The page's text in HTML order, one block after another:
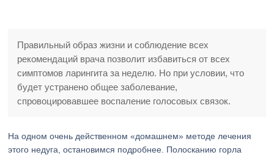
Правильный образ жизни и соблюдение всех
рекомендаций врача позволит избавиться от всех
симптомов ларингита за неделю. Но при условии, что
будет устранено общее заболевание,
спровоцировавшее воспаление голосовых связок.
На одном очень действенном «домашнем» методе лечения
этого недуга, остановимся подробнее. Полосканию горла